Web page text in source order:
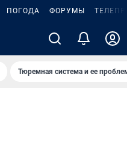
ПОГОДА ФОРУМЫ
Тюремная система и ее